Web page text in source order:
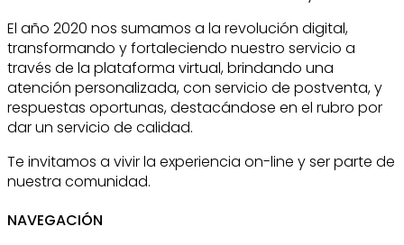
El año 2020 nos sumamos a la revolución digital,
transformando y fortaleciendo nuestro servicio a
través de la plataforma virtual, brindando una
atención personalizada, con servicio de postventa, y
respuestas oportunas, destacándose en el rubro por
dar un servicio de calidad.
Te invitamos a vivir la experiencia on-line y ser parte de
nuestra comunidad.
NAVEGACIÓN